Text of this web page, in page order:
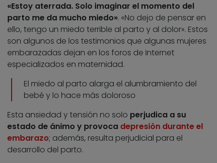
«Estoy aterrada. Solo imaginar el momento del
parto me da mucho miedo». «No dejo de pensar en
ello, tengo un miedo terrible al parto y al dolor». Estos
son algunos de los testimonios que algunas mujeres
embarazadas dejan en los foros de Internet
especializados en maternidad.
El miedo al parto alarga el alumbramiento del
bebé y lo hace más doloroso
Esta ansiedad y tensión no solo perjudica a su
estado de ánimo y provoca depresión durante el
embarazo; además, resulta perjudicial para el
desarrollo del parto.